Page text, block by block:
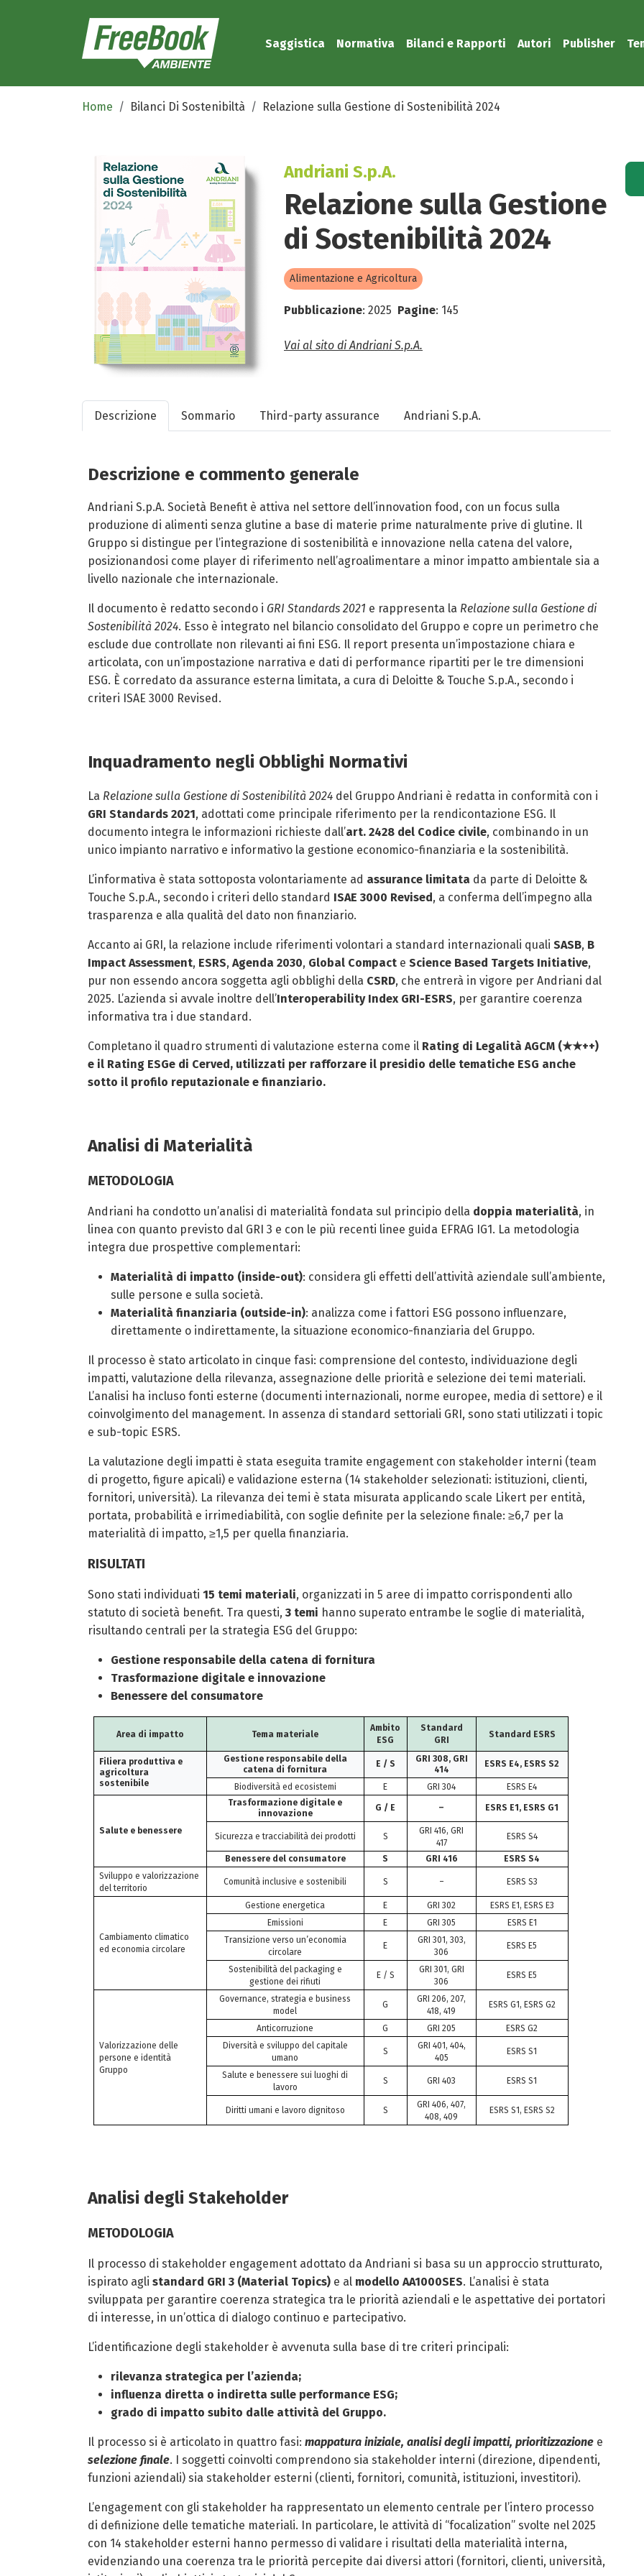
Saggistica Normativa Bilanci e Rapporti Autori Publisher
Home Bilanci Di Sostenibiltà Relazione sulla Gestione di Sostenibilità 2024
Andriani S.p.A.
Relazione sulla Gestione
di Sostenibilità 2024
Alimentazione e Agricoltura
Pubblicazione: 2025 Pagine: 145
Vai al sito di Andriani S.p.A.
Descrizione Sommario Third-party assurance Andriani S.p.A.
Descrizione e commento generale
Andriani S.p.A. Società Benefit è attiva nel settore dell’innovation food, con un focus sulla
produzione di alimenti senza glutine a base di materie prime naturalmente prive di glutine. Il
Gruppo si distingue per l’integrazione di sostenibilità e innovazione nella catena del valore,
posizionandosi come player di riferimento nell’agroalimentare a minor impatto ambientale sia a
livello nazionale che internazionale.
Il documento è redatto secondo i GRI Standards 2021 e rappresenta la Relazione sulla Gestione di
Sostenibilità 2024. Esso è integrato nel bilancio consolidato del Gruppo e copre un perimetro che
esclude due controllate non rilevanti ai fini ESG. Il report presenta un’impostazione chiara e
articolata, con un’impostazione narrativa e dati di performance ripartiti per le tre dimensioni
ESG. È corredato da assurance esterna limitata, a cura di Deloitte & Touche S.p.A., secondo i
criteri ISAE 3000 Revised.
Inquadramento negli Obblighi Normativi
La Relazione sulla Gestione di Sostenibilità 2024 del Gruppo Andriani è redatta in conformità con i
GRI Standards 2021, adottati come principale riferimento per la rendicontazione ESG. Il
documento integra le informazioni richieste dall’art. 2428 del Codice civile, combinando in un
unico impianto narrativo e informativo la gestione economico-finanziaria e la sostenibilità.
L’informativa è stata sottoposta volontariamente ad assurance limitata da parte di Deloitte &
Touche S.p.A., secondo i criteri dello standard ISAE 3000 Revised, a conferma dell’impegno alla
trasparenza e alla qualità del dato non finanziario.
Accanto ai GRI, la relazione include riferimenti volontari a standard internazionali quali SASB, B
Impact Assessment, ESRS, Agenda 2030, Global Compact e Science Based Targets Initiative,
pur non essendo ancora soggetta agli obblighi della CSRD, che entrerà in vigore per Andriani dal
2025. L’azienda si avvale inoltre dell’Interoperability Index GRI-ESRS, per garantire coerenza
informativa tra i due standard.
Completano il quadro strumenti di valutazione esterna come il Rating di Legalità AGCM (★★++)
e il Rating ESGe di Cerved, utilizzati per rafforzare il presidio delle tematiche ESG anche
sotto il profilo reputazionale e finanziario.
Analisi di Materialità
METODOLOGIA
Andriani ha condotto un’analisi di materialità fondata sul principio della doppia materialità, in
linea con quanto previsto dal GRI 3 e con le più recenti linee guida EFRAG IG1. La metodologia
integra due prospettive complementari:
Materialità di impatto (inside-out): considera gli effetti dell’attività aziendale sull’ambiente,
sulle persone e sulla società.
Materialità finanziaria (outside-in): analizza come i fattori ESG possono influenzare,
direttamente o indirettamente, la situazione economico-finanziaria del Gruppo.
Il processo è stato articolato in cinque fasi: comprensione del contesto, individuazione degli
impatti, valutazione della rilevanza, assegnazione delle priorità e selezione dei temi materiali.
L’analisi ha incluso fonti esterne (documenti internazionali, norme europee, media di settore) e il
coinvolgimento del management. In assenza di standard settoriali GRI, sono stati utilizzati i topic
e sub-topic ESRS.
La valutazione degli impatti è stata eseguita tramite engagement con stakeholder interni (team
di progetto, figure apicali) e validazione esterna (14 stakeholder selezionati: istituzioni, clienti,
fornitori, università). La rilevanza dei temi è stata misurata applicando scale Likert per entità,
portata, probabilità e irrimediabilità, con soglie definite per la selezione finale: ≥6,7 per la
materialità di impatto, ≥1,5 per quella finanziaria.
RISULTATI
Sono stati individuati 15 temi materiali, organizzati in 5 aree di impatto corrispondenti allo
statuto di società benefit. Tra questi, 3 temi hanno superato entrambe le soglie di materialità,
risultando centrali per la strategia ESG del Gruppo:
Gestione responsabile della catena di fornitura
Trasformazione digitale e innovazione
Benessere del consumatore
Area di impatto Tema materiale
Ambito
ESG
Standard
GRI
Standard ESRS
Filiera produttiva e
agricoltura
sostenibile
Gestione responsabile della
catena di fornitura
E / S
GRI 308, GRI
414
ESRS E4, ESRS S2
Biodiversità ed ecosistemi E GRI 304 ESRS E4
Salute e benessere
Trasformazione digitale e
innovazione
G / E – ESRS E1, ESRS G1
Sicurezza e tracciabilità dei prodotti S
GRI 416, GRI
417
ESRS S4
Benessere del consumatore S GRI 416
ESRS S4
Sviluppo e valorizzazione
del territorio
Comunità inclusive e sostenibili S – ESRS S3
Cambiamento climatico
ed economia circolare
Gestione energetica E GRI 302
ESRS E1, ESRS E3
Emissioni
E GRI 305
ESRS E1
Transizione verso un’economia
circolare
E
GRI 301, 303,
306
ESRS E5
Sostenibilità del packaging e
gestione dei rifiuti
E / S
GRI 301, GRI
306
ESRS E5
Valorizzazione delle
persone e identità
Gruppo
Governance, strategia e business
model
G
GRI 206, 207,
418, 419
ESRS G1, ESRS G2
Anticorruzione G GRI 205
ESRS G2
Diversità e sviluppo del capitale
umano
S
GRI 401, 404,
405
ESRS S1
Salute e benessere sui luoghi di
lavoro
S GRI 403 ESRS S1
Diritti umani e lavoro dignitoso S
GRI 406, 407,
408, 409
ESRS S1, ESRS S2
Analisi degli Stakeholder
METODOLOGIA
Il processo di stakeholder engagement adottato da Andriani si basa su un approccio strutturato,
ispirato agli standard GRI 3 (Material Topics) e al modello AA1000SES. L’analisi è stata
sviluppata per garantire coerenza strategica tra le priorità aziendali e le aspettative dei portatori
di interesse, in un’ottica di dialogo continuo e partecipativo.
L’identificazione degli stakeholder è avvenuta sulla base di tre criteri principali:
rilevanza strategica per l’azienda;
influenza diretta o indiretta sulle performance ESG;
grado di impatto subito dalle attività del Gruppo.
Il processo si è articolato in quattro fasi: mappatura iniziale, analisi degli impatti, prioritizzazione e
selezione finale. I soggetti coinvolti comprendono sia stakeholder interni (direzione, dipendenti,
funzioni aziendali) sia stakeholder esterni (clienti, fornitori, comunità, istituzioni, investitori).
L’engagement con gli stakeholder ha rappresentato un elemento centrale per l’intero processo
di definizione delle tematiche materiali. In particolare, le attività di “focalization” svolte nel 2025
con 14 stakeholder esterni hanno permesso di validare i risultati della materialità interna,
evidenziando una coerenza tra le priorità percepite dai diversi attori (fornitori, clienti, università,